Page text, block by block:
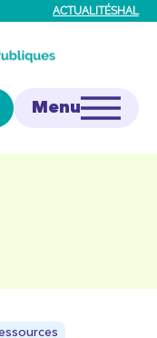
ACTUALITÉSHAL